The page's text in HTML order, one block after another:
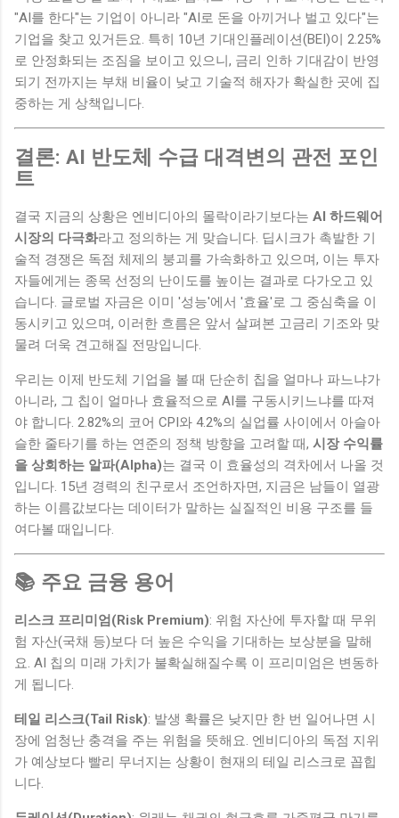
"AI를 한다"는 기업이 아니라 "AI로 돈을 아끼거나 벌고 있다"는
기업을 찾고 있거든요. 특히 10년 기대인플레이션(BEI)이 2.25%
로 안정화되는 조짐을 보이고 있으니, 금리 인하 기대감이 반영
되기 전까지는 부채 비율이 낮고 기술적 해자가 확실한 곳에 집
중하는 게 상책입니다.
결론: AI 반도체 수급 대격변의 관전 포인
트
결국 지금의 상황은 엔비디아의 몰락이라기보다는 AI 하드웨어
시장의 다극화라고 정의하는 게 맞습니다. 딥시크가 촉발한 기
술적 경쟁은 독점 체제의 붕괴를 가속화하고 있으며, 이는 투자
자들에게는 종목 선정의 난이도를 높이는 결과로 다가오고 있
습니다. 글로벌 자금은 이미 '성능'에서 '효율'로 그 중심축을 이
동시키고 있으며, 이러한 흐름은 앞서 살펴본 고금리 기조와 맞
물려 더욱 견고해질 전망입니다.
우리는 이제 반도체 기업을 볼 때 단순히 칩을 얼마나 파느냐가
아니라, 그 칩이 얼마나 효율적으로 AI를 구동시키느냐를 따져
야 합니다. 2.82%의 코어 CPI와 4.2%의 실업률 사이에서 아슬아
슬한 줄타기를 하는 연준의 정책 방향을 고려할 때, 시장 수익률
을 상회하는 알파(Alpha)는 결국 이 효율성의 격차에서 나올 것
입니다. 15년 경력의 친구로서 조언하자면, 지금은 남들이 열광
하는 이름값보다는 데이터가 말하는 실질적인 비용 구조를 들
여다볼 때입니다.
📚 주요 금융 용어
리스크 프리미엄(Risk Premium): 위험 자산에 투자할 때 무위
험 자산(국채 등)보다 더 높은 수익을 기대하는 보상분을 말해
요. AI 칩의 미래 가치가 불확실해질수록 이 프리미엄은 변동하
게 됩니다.
테일 리스크(Tail Risk): 발생 확률은 낮지만 한 번 일어나면 시
장에 엄청난 충격을 주는 위험을 뜻해요. 엔비디아의 독점 지위
가 예상보다 빨리 무너지는 상황이 현재의 테일 리스크로 꼽힙
니다.